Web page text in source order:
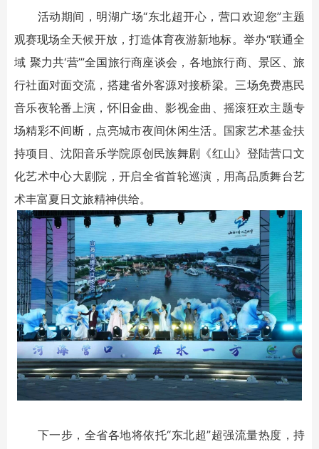
活动期间，明湖广场“东北超开心，营口欢迎您”主题
观赛现场全天候开放，打造体育夜游新地标。举办“联通全
域 聚力共‘营’”全国旅行商座谈会，各地旅行商、景区、旅
行社面对面交流，搭建省外客源对接桥梁。三场免费惠民
音乐夜轮番上演，怀旧金曲、影视金曲、摇滚狂欢主题专
场精彩不间断，点亮城市夜间休闲生活。国家艺术基金扶
持项目、沈阳音乐学院原创民族舞剧《红山》登陆营口文
化艺术中心大剧院，开启全省首轮巡演，用高品质舞台艺
术丰富夏日文旅精神供给。
下一步，全省各地将依托“东北超”超强流量热度，持